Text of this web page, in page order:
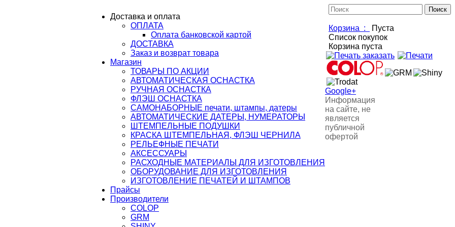
Корзина :
Пуста
Список покупок
Корзина пуста
Доставка и оплата
ОПЛАТА
Оплата банковской картой
ДОСТАВКА
Заказ и возврат товара
Магазин
ТОВАРЫ ПО АКЦИИ
АВТОМАТИЧЕСКАЯ ОСНАСТКА
РУЧНАЯ ОСНАСТКА
ФЛЭШ ОСНАСТКА
САМОНАБОРНЫЕ печати, штампы, датеры
АВТОМАТИЧЕСКИЕ ДАТЕРЫ, НУМЕРАТОРЫ
ШТЕМПЕЛЬНЫЕ ПОДУШКИ
КРАСКА ШТЕМПЕЛЬНАЯ, ФЛЭШ ЧЕРНИЛА
РЕЛЬЕФНЫЕ ПЕЧАТИ
АКСЕССУАРЫ
РАСХОДНЫЕ МАТЕРИАЛЫ ДЛЯ ИЗГОТОВЛЕНИЯ
ОБОРУДОВАНИЕ ДЛЯ ИЗГОТОВЛЕНИЯ
ИЗГОТОВЛЕНИЕ ПЕЧАТЕЙ И ШТАМПОВ
Прайсы
Производители
COLOP
GRM
Google+
Информация
на сайте, не
является
публичной
офертой